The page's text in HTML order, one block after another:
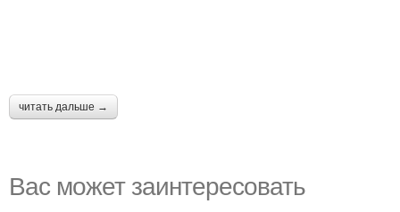
читать дальше →
Вас может заинтересовать